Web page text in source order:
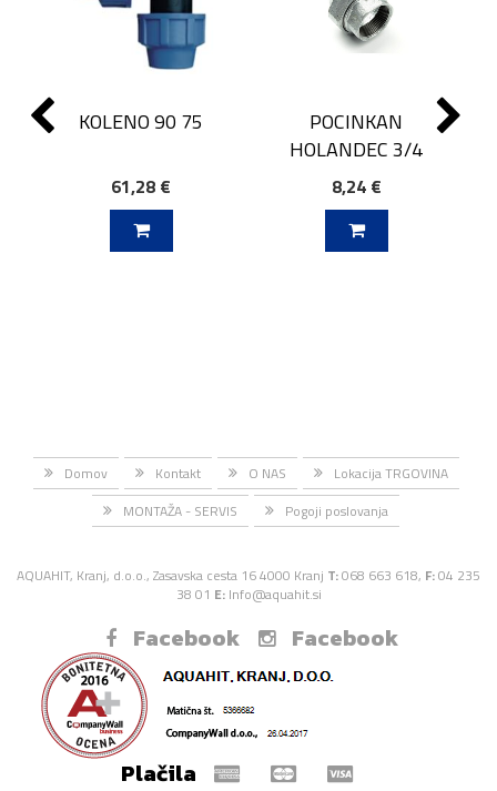
KOLENO 90 75
61,28 €
POCINKAN
HOLANDEC 3/4
8,24 €
Domov Kontakt O NAS
Lokacija TRGOVINA
MONTAŽA - SERVIS
Pogoji poslovanja
AQUAHIT, Kranj, d.o.o., Zasavska cesta 16 4000 Kranj T:068 663 618, F:04 235
38 01 E: Info@aquahit.si
Facebook Facebook
Plačila